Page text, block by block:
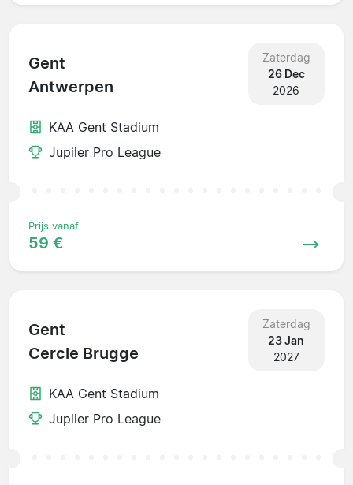
Gent
Antwerpen
Zaterdag
26 Dec
2026
KAA Gent Stadium
Jupiler Pro League
Prijs vanaf
59 €
Gent
Cercle Brugge
Zaterdag
23 Jan
2027
KAA Gent Stadium
Jupiler Pro League